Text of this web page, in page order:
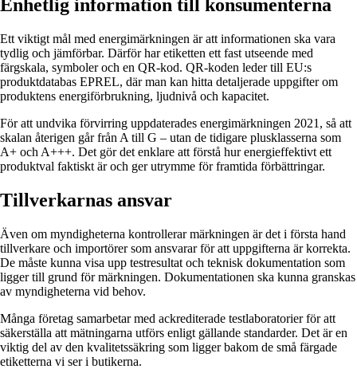
Enhetlig information till konsumenterna
Ett viktigt mål med energimärkningen är att informationen ska vara
tydlig och jämförbar. Därför har etiketten ett fast utseende med
färgskala, symboler och en QR-kod. QR-koden leder till EU:s
produktdatabas EPREL, där man kan hitta detaljerade uppgifter om
produktens energiförbrukning, ljudnivå och kapacitet.
För att undvika förvirring uppdaterades energimärkningen 2021, så att
skalan återigen går från A till G – utan de tidigare plusklasserna som
A+ och A+++. Det gör det enklare att förstå hur energieffektivt ett
produktval faktiskt är och ger utrymme för framtida förbättringar.
Tillverkarnas ansvar
Även om myndigheterna kontrollerar märkningen är det i första hand
tillverkare och importörer som ansvarar för att uppgifterna är korrekta.
De måste kunna visa upp testresultat och teknisk dokumentation som
ligger till grund för märkningen. Dokumentationen ska kunna granskas
av myndigheterna vid behov.
Många företag samarbetar med ackrediterade testlaboratorier för att
säkerställa att mätningarna utförs enligt gällande standarder. Det är en
viktig del av den kvalitetssäkring som ligger bakom de små färgade
etiketterna vi ser i butikerna.